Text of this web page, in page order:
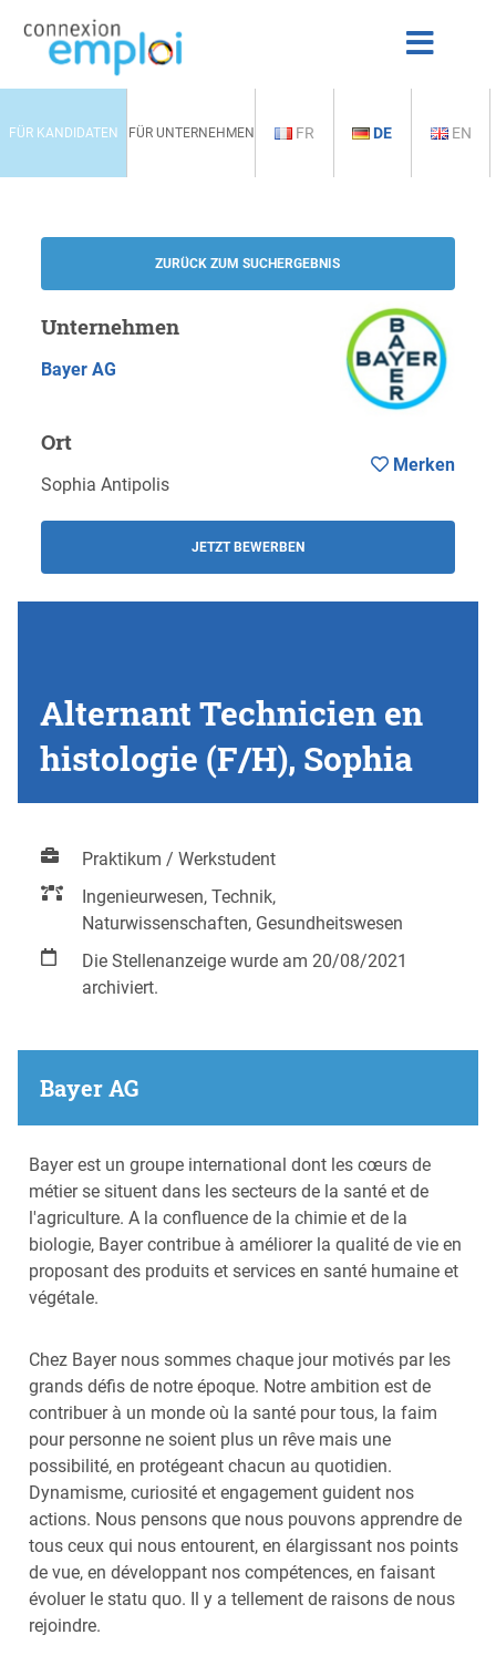
FÜR KANDIDATEN FÜR UNTERNEHMEN FR DE EN
ZURÜCK ZUM SUCHERGEBNIS
Unternehmen
Bayer AG
Ort
Sophia Antipolis
JETZT BEWERBEN
Merken
Alternant Technicien en
histologie (F/H), Sophia
Praktikum / Werkstudent
Ingenieurwesen, Technik,
Naturwissenschaften, Gesundheitswesen
Die Stellenanzeige wurde am 20/08/2021
archiviert.
Bayer AG
Bayer est un groupe international dont les cœurs de
métier se situent dans les secteurs de la santé et de
l'agriculture. A la confluence de la chimie et de la
biologie, Bayer contribue à améliorer la qualité de vie en
proposant des produits et services en santé humaine et
végétale.
Chez Bayer nous sommes chaque jour motivés par les
grands défis de notre époque. Notre ambition est de
contribuer à un monde où la santé pour tous, la faim
pour personne ne soient plus un rêve mais une
possibilité, en protégeant chacun au quotidien.
Dynamisme, curiosité et engagement guident nos
actions. Nous pensons que nous pouvons apprendre de
tous ceux qui nous entourent, en élargissant nos points
de vue, en développant nos compétences, en faisant
évoluer le statu quo. Il y a tellement de raisons de nous
rejoindre.